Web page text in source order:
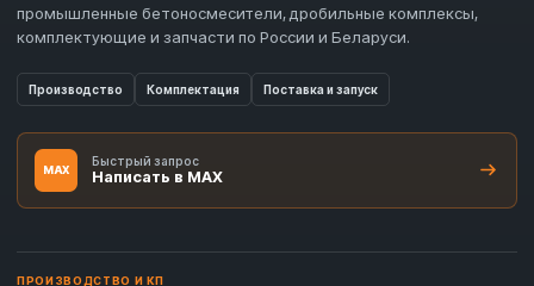
промышленные бетоносмесители, дробильные комплексы,
комплектующие и запчасти по России и Беларуси.
Производство Комплектация Поставка и запуск
MAX
Быстрый запрос
Написать в MAX
ПРОИЗВОДСТВО И КП